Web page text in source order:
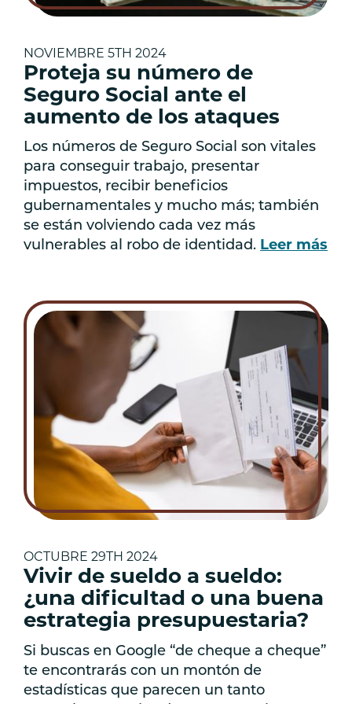
NOVIEMBRE 5TH 2024
Proteja su número de
Seguro Social ante el
aumento de los ataques
Los números de Seguro Social son vitales
para conseguir trabajo, presentar
impuestos, recibir beneficios
gubernamentales y mucho más; también
se están volviendo cada vez más
vulnerables al robo de identidad. Leer más
OCTUBRE 29TH 2024
Vivir de sueldo a sueldo:
¿una dificultad o una buena
estrategia presupuestaria?
Si buscas en Google “de cheque a cheque”
te encontrarás con un montón de
estadísticas que parecen un tanto